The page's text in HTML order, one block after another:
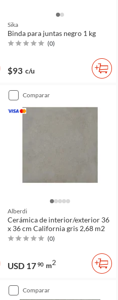
Sika
Binda para juntas negro 1 kg
(0)
$93 c/u
comparar
Alberdi
Cerámica de interior/exterior 36
x 36 cm California gris 2,68 m2
(0)
USD 1790 m2
comparar